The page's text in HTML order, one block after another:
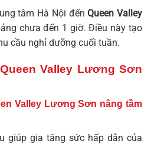
tâm Hà Nội đếnQueen Valley
chưa đến 1 giờ. Điều này tạo
cầu nghỉ dưỡng cuối tuần.
Valley Lương Sơn
Valley Lương Sơn nâng tầm
giúp gia tăng sức hấp dẫn của